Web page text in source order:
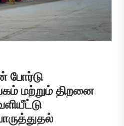
போர்டு
மற்றும் திறனை